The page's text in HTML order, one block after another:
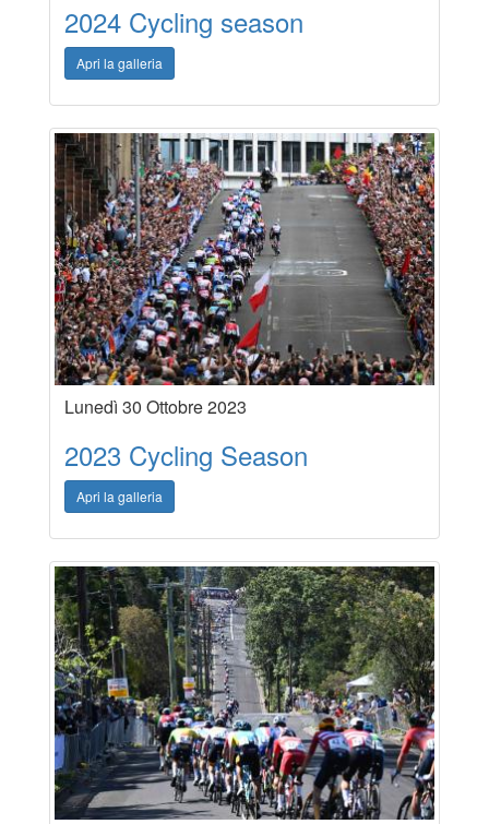
2024 Cycling season
Apri la galleria
Lunedì 30 Ottobre 2023
2023 Cycling Season
Apri la galleria